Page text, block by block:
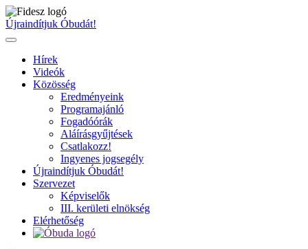
Ugrás
a
tartalomhoz
Újraindítjuk Óbudát!
Hírek
Videók
Közösség
Eredményeink
Programajánló
Fogadóórák
Aláírásgyűjtések
Csatlakozz!
Ingyenes jogsegély
Újraindítjuk Óbudát!
Szervezet
Képviselők
III. kerületi elnökség
Elérhetőség